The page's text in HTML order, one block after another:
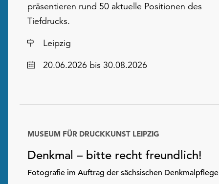
präsentieren rund 50 aktuelle Positionen des
Tiefdrucks.
Ort
Leipzig
Datum20.06.2026 bis 30.08.2026
Denkmal – bitte recht freundlich!
Fotografie im Auftrag der sächsischen Denkmalpflege
MUSEUM FÜR DRUCKKUNST LEIPZIG